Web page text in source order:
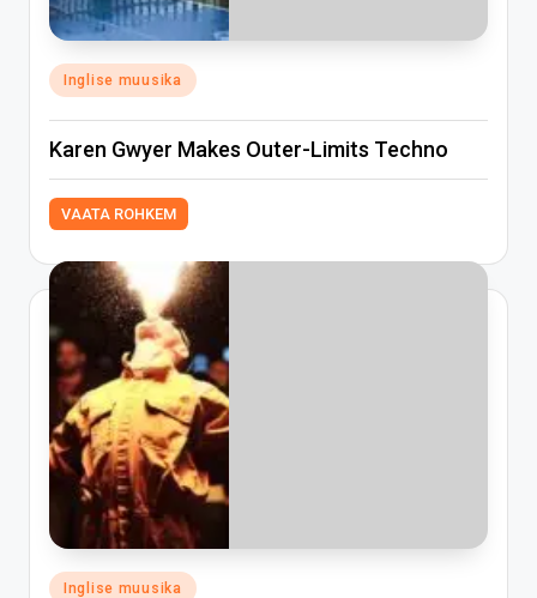
Posted
in
Inglise muusika
Karen Gwyer Makes Outer-Limits Techno
VAATA ROHKEM
Posted
Inglise muusika